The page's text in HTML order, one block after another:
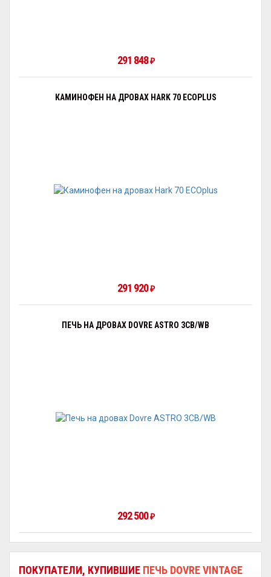
291 848 ₽
КАМИНОФЕН НА ДРОВАХ HARK 70 ECOPLUS
291 920 ₽
ПЕЧЬ НА ДРОВАХ DOVRE ASTRO 3CB/WB
292 500 ₽
ПОКУПАТЕЛИ, КУПИВШИЕ ПЕЧЬ DOVRE VINTAGE